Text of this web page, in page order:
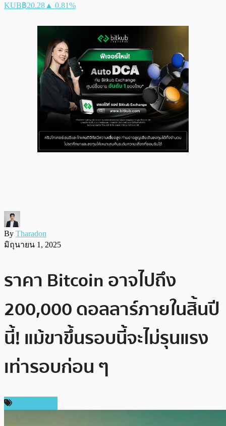
KUB฿20.28 ▲ 0.81%
By Tharadon
มิถุนายน 1, 2025
ราคา Bitcoin อาจไปถึง
200,000 ดอลลาร์ภายในสิ้นปี
นี้! แม้ขาขึ้นรอบนี้จะไม่รุนแรง
เท่ารอบก่อน ๆ